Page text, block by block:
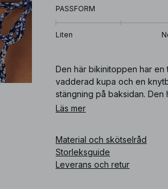
PASSFORM
Liten
Den här bikinitoppen har
vadderad kupa och en
stängning på baksidan. Den
Läs mer
Material och skötselråd
Storleksguide
Leverans och retur